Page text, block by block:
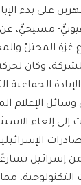
من شهرين على بدء
المحتلّ
وكان
الجماعية
إلى إلغاء